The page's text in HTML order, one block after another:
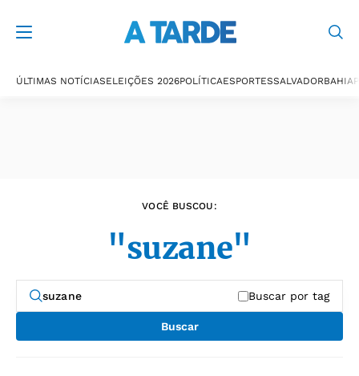
ÚLTIMAS NOTÍCIASELEIÇÕES 2026POLÍTICAESPORTESSALVADORBAHIA
VOCÊ BUSCOU:
"suzane"
Buscar por tag
Buscar